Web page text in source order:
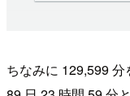
ちなみに 129,599